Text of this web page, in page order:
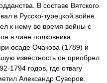
В составе Вятского
в Русско-турецкой войне
к нему во время войны с
в чине полковника
осаде Очакова (1789) и
известность он приобрел
1794 годов, где отвагу
Александр Суворов.